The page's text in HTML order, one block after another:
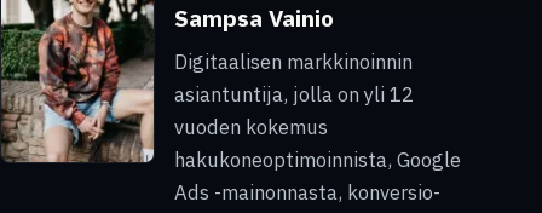
Sampsa Vainio
Digitaalisen markkinoinnin
asiantuntija, jolla on yli 12
vuoden kokemus
hakukoneoptimoinnista, Google
Ads -mainonnasta, konversio-